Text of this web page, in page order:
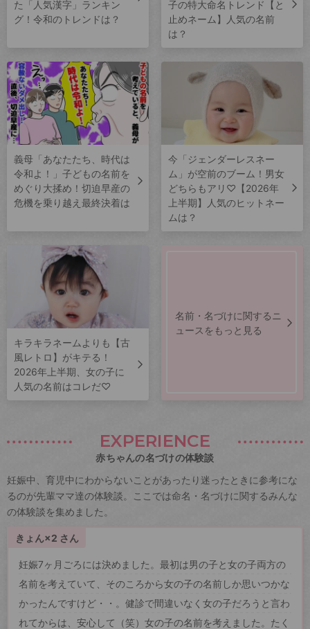
た「人気漢字」ランキン
グ！令和のトレンドは？
子の特大命名トレンド【と
止めネーム】人気の名前
は？
義母「あなたたち、時代は
令和よ！」子どもの名前を
めぐり大揉め！切迫早産の
危機を乗り越え最終決着は
今「ジェンダーレスネー
ム」が空前のブーム！男女
どちらもアリ♡【2026年
上半期】人気のヒットネー
ムは？
キラキラネームよりも【古
風レトロ】がキテる！
2026年上半期、女の子に
人気の名前はコレだ♡
名前・名づけに関するニ
ュースをもっと見る
EXPERIENCE
赤ちゃんの名づけの体験談
妊娠中、育児中にわからないことがあったり迷ったときに参考にな
るのが先輩ママ達の体験談。ここでは命名・名づけに関するみんな
の体験談を集めました。
きょん×2 さん
妊娠7ヶ月ごろには決めました。最初は男の子と女の子両方の
名前を考えていて、そのころから女の子の名前しか思いつかな
かったんですけど・・。健診で間違いなく女の子だろうと言わ
れてからは、安心して（笑）女の子の名前を考えました。たく